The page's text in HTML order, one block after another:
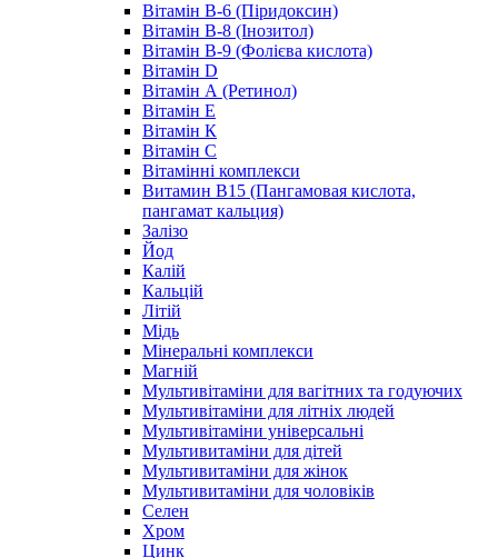
Вітамін B-6 (Піридоксин)
Вітамін B-8 (Інозитол)
Вітамін B-9 (Фолієва кислота)
Вітамін D
Вітамін А (Ретинол)
Вітамін Е
Вітамін К
Вітамін С
Вітамінні комплекси
Витамин B15 (Пангамовая кислота,
пангамат кальция)
Залізо
Йод
Калій
Кальцій
Літій
Мідь
Мінеральні комплекси
Магній
Мультивітаміни для вагітних та годуючих
Мультивітаміни для літніх людей
Мультивітаміни універсальні
Мультивитаміни для дітей
Мультивитаміни для жінок
Мультивитаміни для чоловіків
Селен
Хром
Цинк